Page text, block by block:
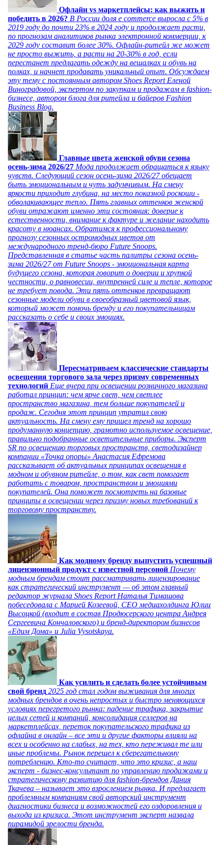
Офлайн vs маркетплейсы: как выжить и
победить в 2026? В России доля e commerce выросла с 5% в
2019 году до почти 23% в 2024 году и продолжает расти,
по прогнозам аналитиков рынка электронной коммерции, к
2029 году составит более 30%. Офлайн-ритейл же может
не просто выжить, а расти на 20-30% в год, если
перестанет предлагать одежду на вешалках и обувь на
полках, и начнет продавать уникальный опыт. Обсуждаем
эту тему с постоянным автором Shoes Report Еленой
Виноградовой, экспертом по закупкам и продажам в fashion-
бизнесе, автором блога для ритейла и байеров Fashion
Business Blog.
Главные цвета женской обуви сезона
осень-зима 2026/27 Мода продолжает обращаться к языку
чувств. Следующий сезон осень-зима 2026/27 обещает
быть эмоциональным и чуть задумчивым. На смену
яркости приходит глубина, на место показной роскоши -
обволакивающее тепло. Пять главных оттенков женской
обуви отражают именно эти состояния: доверие к
естественности, внимание к фактуре и желание находить
красоту в нюансах. Обратимся к профессиональному
прогнозу сезонных остромодных цветов от
международного тренд-бюро Future Snoops.
Представленная в статье часть палитры сезона осень-
зима 2026/27 от Future Snoops - эмоциональная карта
будущего сезона, которая говорит о доверии и хрупкой
честности, о равновесии, внутренней силе и тепле, которое
не требует повода. Эти пять оттенков превращают
сезонные модели обуви в своеобразный цветовой язык,
который может помочь бренду и его покупательницам
рассказать о себе и своих эмоциях.
Пересматриваем классические стандарты
освещения торгового зала через призму современных
технологий Еще вчера при освещении розничного магазина
работал принцип: чем ярче свет, чем светлее
пространство магазина, тем больше покупателей и
продаж. Сегодня этот принцип утратил свою
актуальность. На смену ему пришел тренд на хорошо
продуманную концепцию, грамотно используемое освещение,
правильно подобранные осветительные приборы. Эксперт
SR по освещению торговых пространств, светодизайнер
компании «Точка опоры» Анастасия Ефремова
рассказывает об актуальных принципах освещения в
модном и обувном ритейле, о том, как свет помогает
работать с товаром, пространством и эмоциями
покупателей. Она поможет посмотреть на базовые
принципы в освещении через призму новых требований к
торговому пространству.
Как модному бренду выпустить успешный
лицензионный продукт с известной персоной Почему
модным брендам стоит рассматривать лицензирование
как стратегический инструмент — об этом главный
редактор журнала Shoes Report Наталья Тимашова
побеседовала с Марией Козеевой, СЕО медиахолдинга Юлии
Высоцкой (входит в состав Продюсерского центра Андрея
Сергеевича Кончаловского) и бренд-директором бизнесов
«Едим Дома» и Julia Vysotskaya.
Как усилить и сделать более устойчивым
свой бренд 2025 год стал годом выживания для многих
модных брендов в очень непростых и быстро меняющихся
условиях перегретого рынка: падение трафика, закрытие
целых сетей и компаний, консолидация селлеров на
маркетплейсах, переток покупательского трафика из
офлайна в онлайн – все эти и другие факторы влияли на
всех и особенно на слабых, на тех, кто переживал те или
иные проблемы. Рынок перешел к сберегательному
потреблению. Кто-то считает, что это кризис, а наш
эксперт - бизнес-консультант по управлению продажами и
стратегическому развитию для fashion-брендов Дания
Ткачева – называет это взрослением рынка. И предлагает
проблемным компаниям свой авторский инструмент
диагностики бизнеса и возможностей его оздоровления и
выхода из кризиса. Этот инструмент эксперт назвала
пирамидой зрелости бренда.